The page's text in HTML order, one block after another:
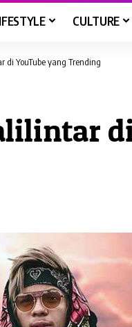
CULTURE
YouTube yang Trending